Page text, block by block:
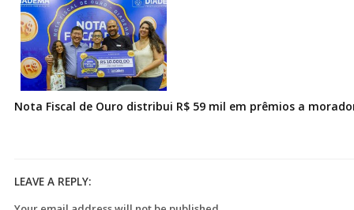
Nota Fiscal de Ouro distribui R$ 59 mil em prêmios a
LEAVE A REPLY: